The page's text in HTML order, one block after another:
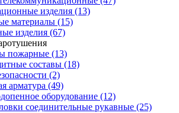
изделия (13)
материалы (15)
изделия (67)
пожарные (13)
составы (18)
(2)
арматура (49)
оборудование (12)
соединительные рукавные (25)